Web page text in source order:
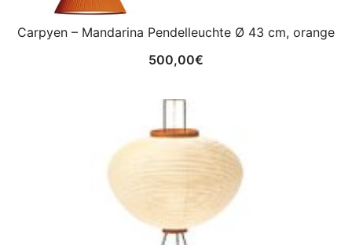
Carpyen – Mandarina Pendelleuchte Ø 43 cm, orange
500,00€